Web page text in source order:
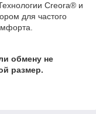
Creora® и
для частого
обмену не
размер.